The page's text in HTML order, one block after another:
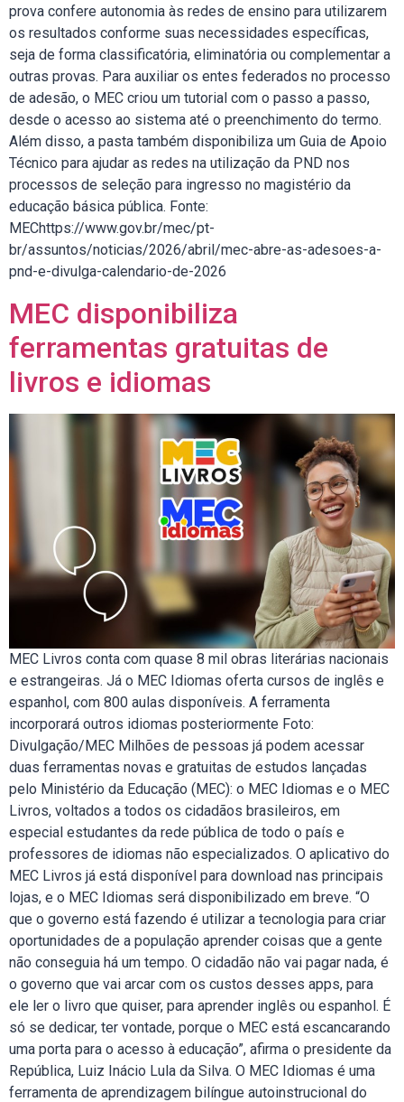
prova confere autonomia às redes de ensino para utilizarem
os resultados conforme suas necessidades específicas,
seja de forma classificatória, eliminatória ou complementar a
outras provas. Para auxiliar os entes federados no processo
de adesão, o MEC criou um tutorial com o passo a passo,
desde o acesso ao sistema até o preenchimento do termo.
Além disso, a pasta também disponibiliza um Guia de Apoio
Técnico para ajudar as redes na utilização da PND nos
processos de seleção para ingresso no magistério da
educação básica pública. Fonte:
MEChttps://www.gov.br/mec/pt-
br/assuntos/noticias/2026/abril/mec-abre-as-adesoes-a-
pnd-e-divulga-calendario-de-2026
MEC disponibiliza
ferramentas gratuitas de
livros e idiomas
MEC Livros conta com quase 8 mil obras literárias nacionais
e estrangeiras. Já o MEC Idiomas oferta cursos de inglês e
espanhol, com 800 aulas disponíveis. A ferramenta
incorporará outros idiomas posteriormente Foto:
Divulgação/MEC Milhões de pessoas já podem acessar
duas ferramentas novas e gratuitas de estudos lançadas
pelo Ministério da Educação (MEC): o MEC Idiomas e o MEC
Livros, voltados a todos os cidadãos brasileiros, em
especial estudantes da rede pública de todo o país e
professores de idiomas não especializados. O aplicativo do
MEC Livros já está disponível para download nas principais
lojas, e o MEC Idiomas será disponibilizado em breve. “O
que o governo está fazendo é utilizar a tecnologia para criar
oportunidades de a população aprender coisas que a gente
não conseguia há um tempo. O cidadão não vai pagar nada, é
o governo que vai arcar com os custos desses apps, para
ele ler o livro que quiser, para aprender inglês ou espanhol. É
só se dedicar, ter vontade, porque o MEC está escancarando
uma porta para o acesso à educação”, afirma o presidente da
República, Luiz Inácio Lula da Silva. O MEC Idiomas é uma
ferramenta de aprendizagem bilíngue autoinstrucional do